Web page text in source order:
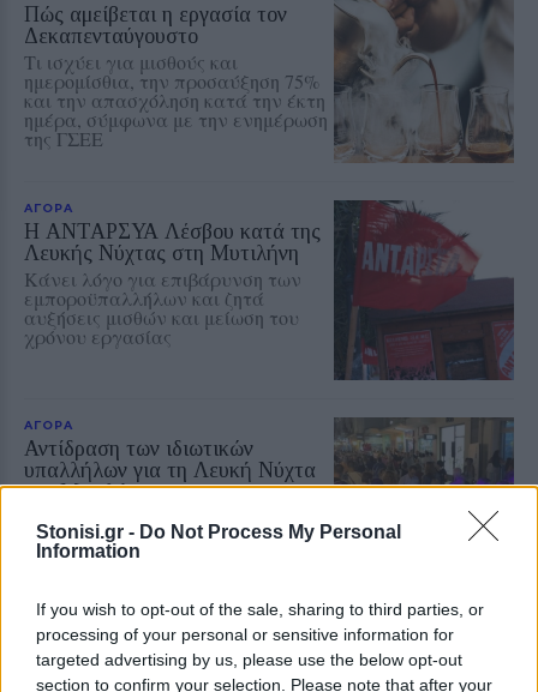
Stonisi.gr - Do Not Process My Personal
Information
If you wish to opt-out of the sale, sharing to third parties, or
processing of your personal or sensitive information for
targeted advertising by us, please use the below opt-out
section to confirm your selection. Please note that after your
Πώς αμείβεται η εργασία τον
Δεκαπενταύγουστο
Τι ισχύει για μισθούς και
ημερομίσθια, την προσαύξηση 75%
και την απασχόληση κατά την έκτη
ημέρα, σύμφωνα με την ενημέρωση
της ΓΣΕΕ
ΑΓΟΡΑ
Η ΑΝΤΑΡΣΥΑ Λέσβου κατά της
Λευκής Νύχτας στη Μυτιλήνη
Κάνει λόγο για επιβάρυνση των
εμποροϋπαλλήλων και ζητά
αυξήσεις μισθών και μείωση του
χρόνου εργασίας
ΑΓΟΡΑ
Αντίδραση των ιδιωτικών
υπαλλήλων για τη Λευκή Νύχτα
της Μυτιλήνης
Υπαλλήλων Λέσβου για τα
διευρυμένα ωράρια και τις
ΑΓΟΡΑ
Η Λευκή Νύχτα γέμισε ζωή την